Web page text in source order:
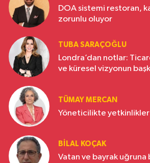
DOA sistemi restoran,
zorunlu oluyor
TUBA SARAÇOĞLU
Londra’dan notlar:
ve küresel vizyonun
TÜMAY MERCAN
Yöneticilikte
BILAL KOÇAK
Vatan ve bayrak